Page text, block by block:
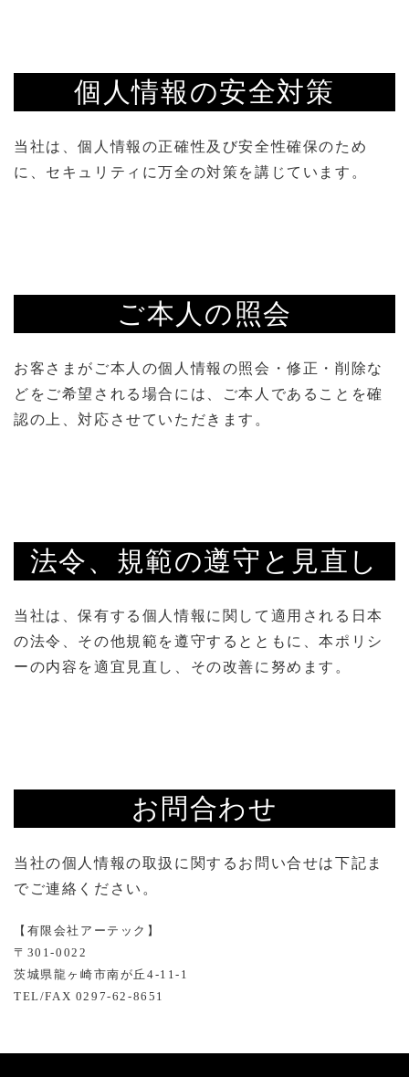
個人情報の安全対策
当社は、個人情報の正確性及び安全性確保のため
に、セキュリティに万全の対策を講じています。
ご本人の照会
お客さまがご本人の個人情報の照会・修正・削除な
どをご希望される場合には、ご本人であることを確
認の上、対応させていただきます。
法令、規範の遵守と見直し
当社は、保有する個人情報に関して適用される日本
の法令、その他規範を遵守するとともに、本ポリシ
ーの内容を適宜見直し、その改善に努めます。
お問合わせ
当社の個人情報の取扱に関するお問い合せは下記ま
でご連絡ください。
【有限会社アーテック】
〒301-0022
茨城県龍ヶ崎市南が丘4-11-1
TEL/FAX 0297-62-8651